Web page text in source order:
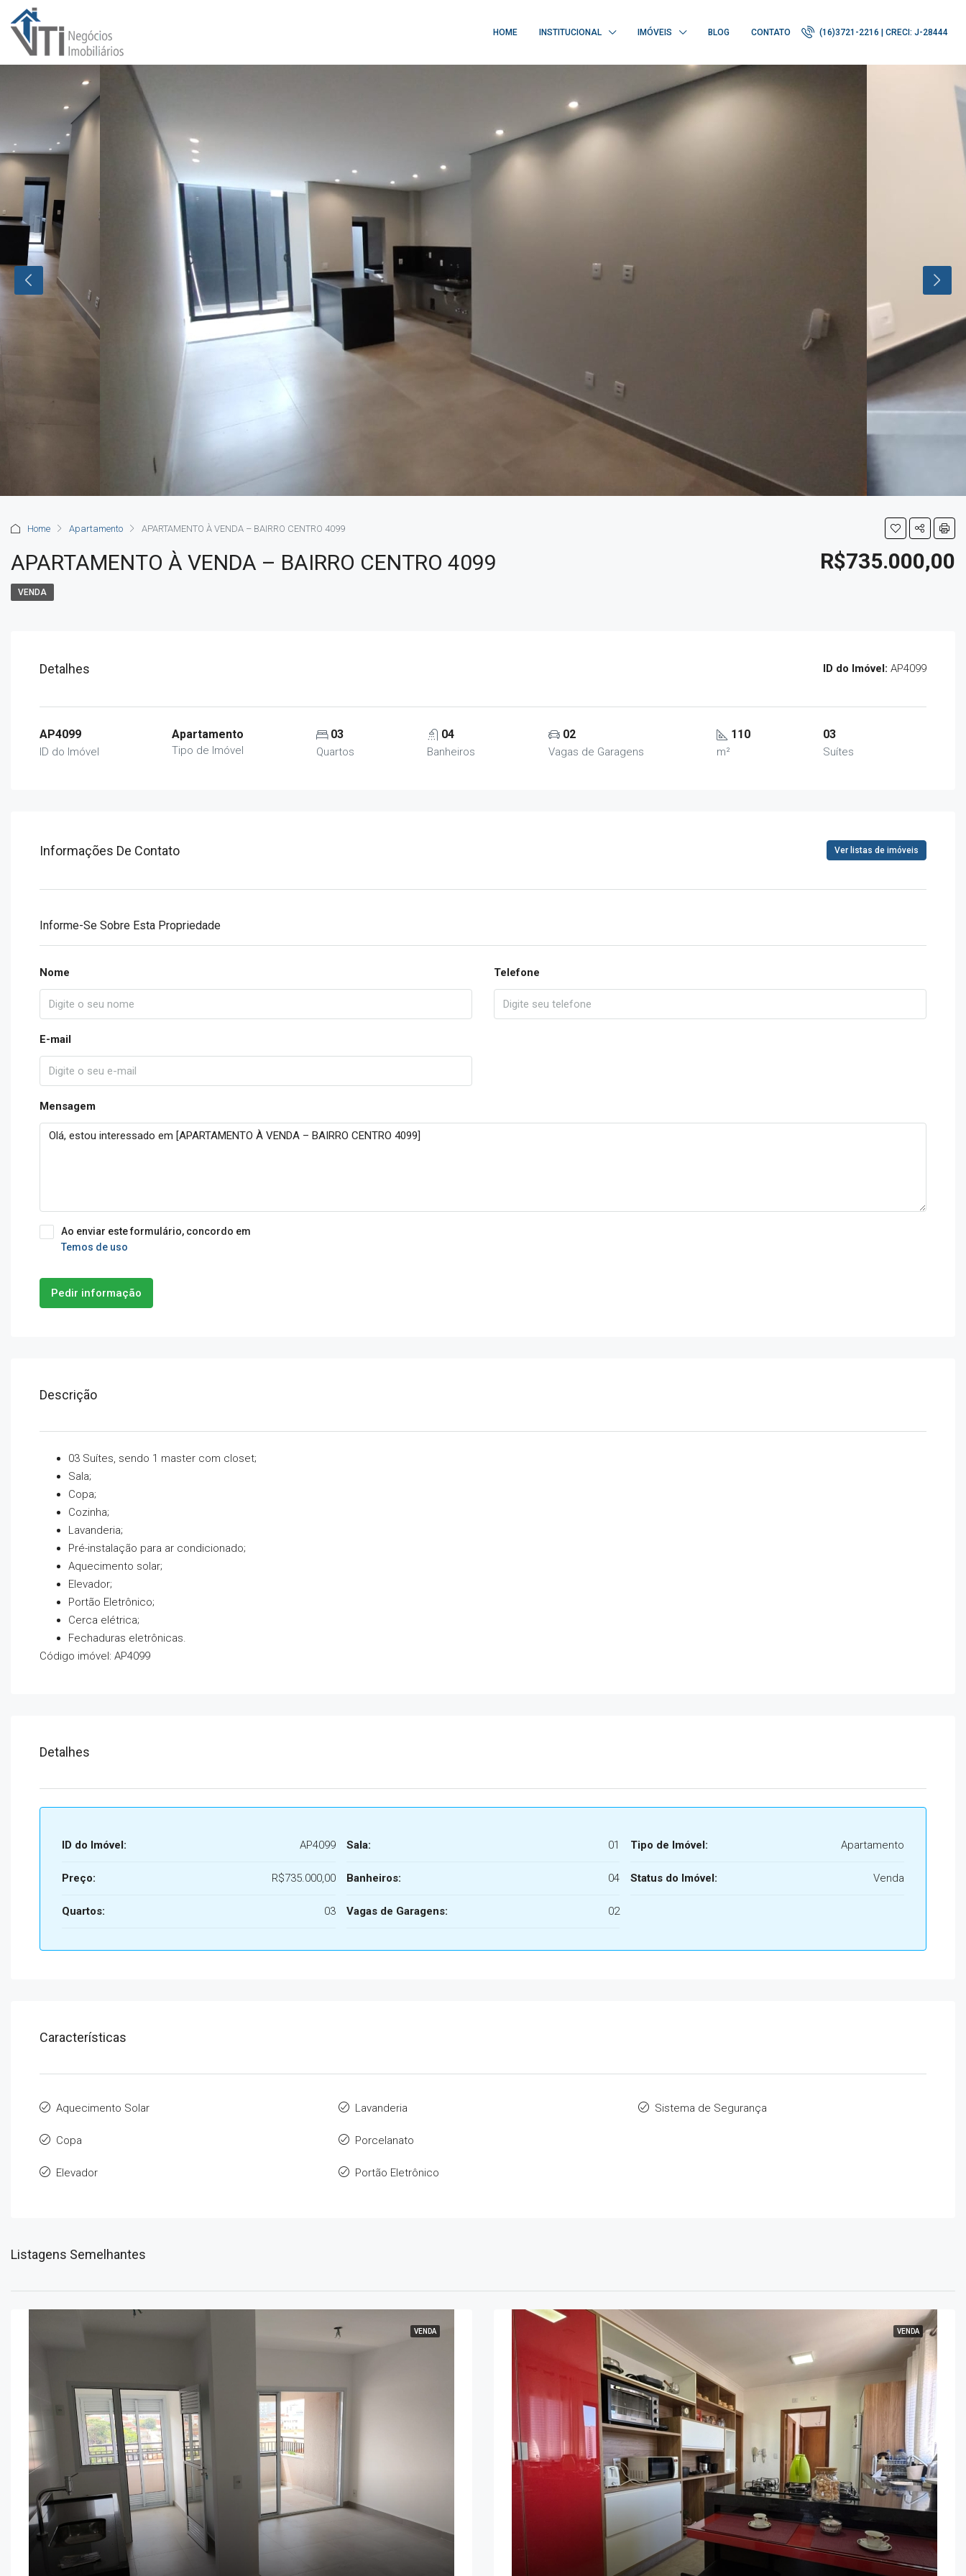
HOME INSTITUCIONAL IMÓVEIS BLOG CONTATO (16)3721-2216 | CRECI: J-28444
Home Apartamento APARTAMENTO À VENDA – BAIRRO CENTRO 4099
APARTAMENTO À VENDA – BAIRRO CENTRO 4099 R$735.000,00
VENDA
Detalhes ID do Imóvel: AP4099
AP4099
ID do Imóvel
Apartamento
Tipo de Imóvel
03
Quartos
04
Banheiros
02
Vagas de Garagens
110
m²
03
Suítes
Informações De Contato Ver listas de imóveis
Informe-Se Sobre Esta Propriedade
Nome Telefone
E-mail
Mensagem
Ao enviar este formulário, concordo em
Temos de uso
Pedir informação
Descrição
03 Suítes, sendo 1 master com closet;
Sala;
Copa;
Cozinha;
Lavanderia;
Pré-instalação para ar condicionado;
Aquecimento solar;
Elevador;
Portão Eletrônico;
Cerca elétrica;
Fechaduras eletrônicas.
Código imóvel: AP4099
Detalhes
ID do Imóvel: AP4099
Preço: R$735.000,00
Quartos: 03
Sala: 01
Banheiros: 04
Vagas de Garagens: 02
Tipo de Imóvel: Apartamento
Status do Imóvel: Venda
Características
Aquecimento Solar
Copa
Elevador
Lavanderia
Porcelanato
Portão Eletrônico
Sistema de Segurança
Listagens Semelhantes
VENDA VENDA